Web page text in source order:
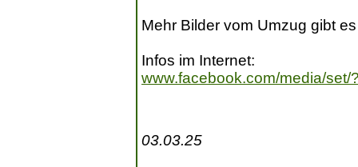
Mehr Bilder vom Umzug gibt
Infos im Internet:
www.facebook.com/media/
03.03.25